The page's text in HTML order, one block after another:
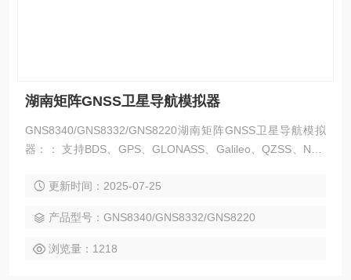
湖南矩阵GNSS卫星导航模拟器
GNS8340/GNS8332/GNS8220湖南矩阵GNSS卫星导航模拟
器：： 支持BDS、GPS、GLONASS、Galileo、QZSS、NavI
座频点信号。 支持信号遮挡与多径反射模型，可构建基于真实
更新时间：2025-07-25
产品型号：GNS8340/GNS8332/GNS8220
浏览量：1218